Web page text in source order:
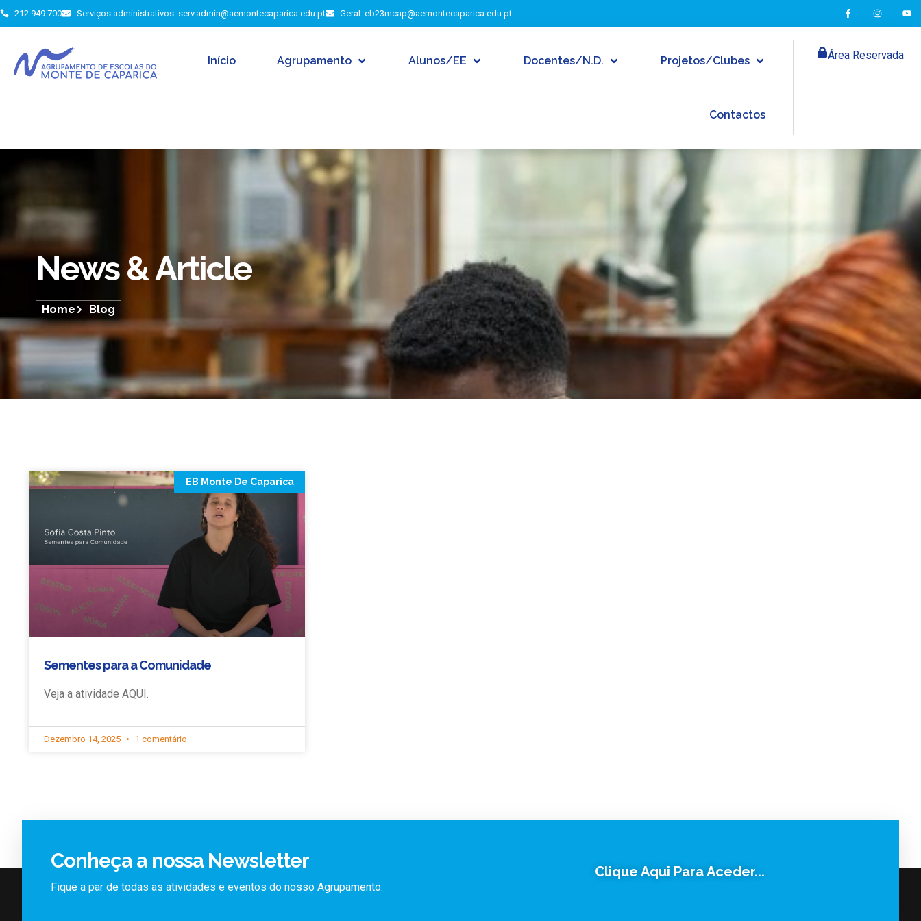
212 949 700 Serviços administrativos: serv.admin@aemontecaparica.edu.pt Geral: eb23mcap@aemontecaparica.edu.pt
Início Agrupamento Alunos/EE Docentes/N.D. Projetos/Clubes
Contactos
Área Reservada
News & Article
Home Blog
EB Monte De Caparica
Sementes para a Comunidade
Veja a atividade AQUI.
Dezembro 14, 2025 1 comentário
Conheça a nossa Newsletter
Fique a par de todas as atividades e eventos do nosso Agrupamento.
Clique Aqui Para Aceder...